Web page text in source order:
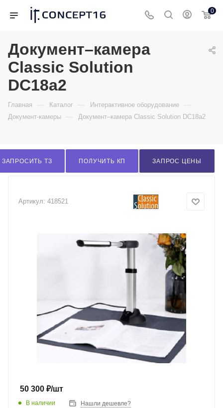
0
Документ–камера
Classic Solution
DC18a2
Главная — Каталог — Интерактивное оборудование —
Документ-камеры — Документ–камера Classic Solution DC18a2
ЗАПРОСИТЬ ТЗ ПОЛУЧИТЬ КП ЗАПРОС ЦЕНЫ
Артикул: 418521
50 300 ₽/шт
В наличии Нашли дешевле?